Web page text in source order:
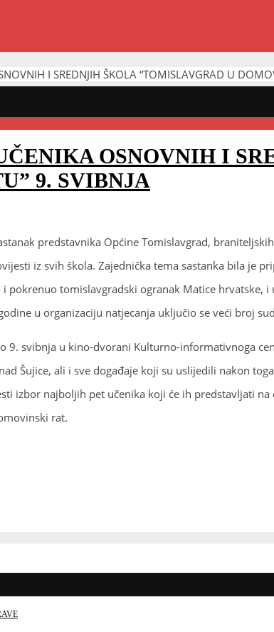
I SREDNJIH ŠKOLA “TOMISLAVGRAD U
OSNOVNIH I
9. SVIBNJA
predstavnika Općine Tomislavgrad,
iz svih škola. Zajednička tema sastanka bila je
pokrenuo tomislavgradski ogranak Matice
u organizaciju natjecanja uključio se veći broj
9. svibnja u kino-dvorani Kulturno-informativnoga
Šujice, ali i sve događaje koji su uslijedili nakon
izbor najboljih pet učenika koji će ih predstavljati
rat.